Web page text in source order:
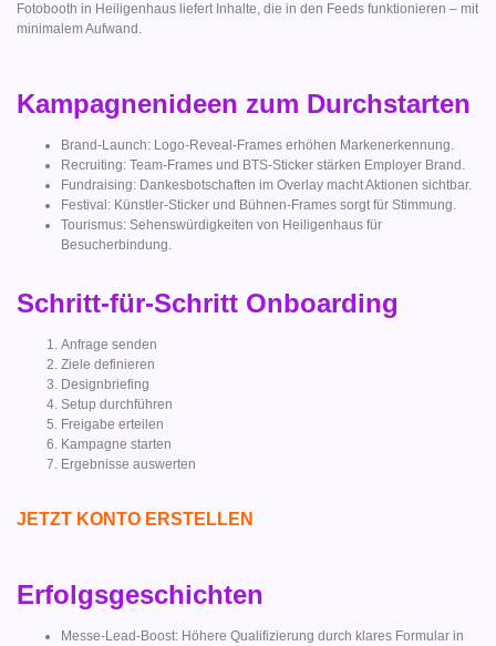
Fotobooth in Heiligenhaus liefert Inhalte, die in den Feeds funktionieren – mit
minimalem Aufwand.
Kampagnenideen zum Durchstarten
Brand-Launch: Logo-Reveal-Frames erhöhen Markenerkennung.
Recruiting: Team-Frames und BTS-Sticker stärken Employer Brand.
Fundraising: Dankesbotschaften im Overlay macht Aktionen sichtbar.
Festival: Künstler-Sticker und Bühnen-Frames sorgt für Stimmung.
Tourismus: Sehenswürdigkeiten von Heiligenhaus für
Besucherbindung.
Schritt-für-Schritt Onboarding
Anfrage senden
Ziele definieren
Designbriefing
Setup durchführen
Freigabe erteilen
Kampagne starten
Ergebnisse auswerten
JETZT KONTO ERSTELLEN
Erfolgsgeschichten
Messe-Lead-Boost: Höhere Qualifizierung durch klares Formular in